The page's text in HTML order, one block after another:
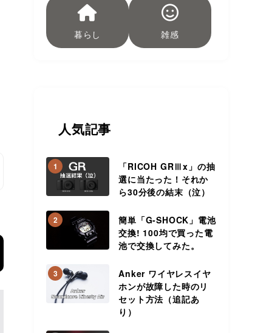
暮らし 雑感
人気記事
1
「RICOH GRⅢx」の抽
選に当たった！それか
ら30分後の結末（泣）
2
簡単「G-SHOCK」電池
交換! 100均で買った電
池で交換してみた。
3
Anker ワイヤレスイヤ
ホンが故障した時のリ
セット方法（追記あ
り）